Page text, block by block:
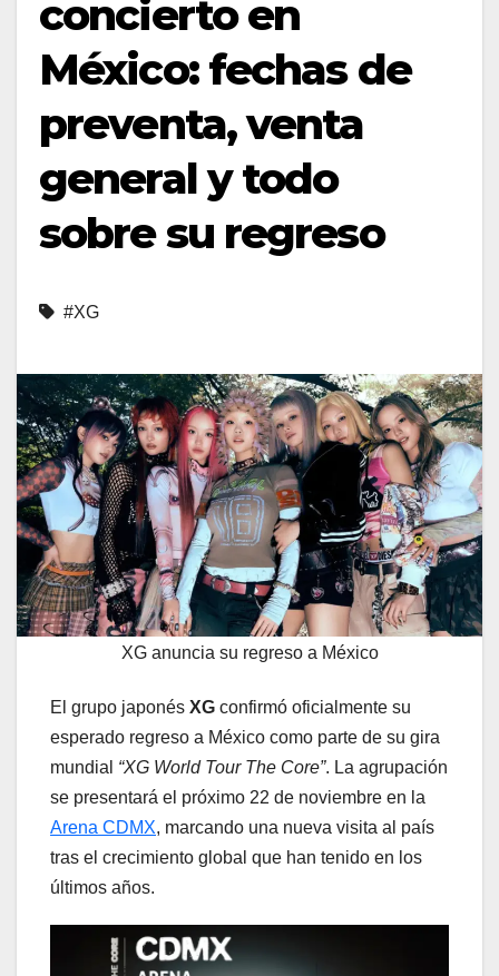
concierto en
México: fechas de
preventa, venta
general y todo
sobre su regreso
#XG
XG anuncia su regreso a México
El grupo japonés XG confirmó oficialmente su
esperado regreso a México como parte de su gira
mundial “XG World Tour The Core”. La agrupación
se presentará el próximo 22 de noviembre en la
Arena CDMX, marcando una nueva visita al país
tras el crecimiento global que han tenido en los
últimos años.